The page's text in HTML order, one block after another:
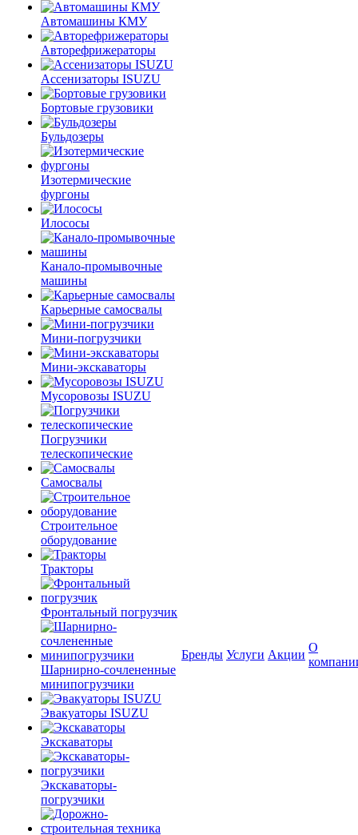
Автомашины КМУ
Авторефрижераторы
Ассенизаторы ISUZU
Бортовые грузовики
Бульдозеры
Изотермические
фургоны
Илососы
Канало-промывочные
машины
Карьерные самосвалы
Мини-погрузчики
Мини-экскаваторы
Мусоровозы ISUZU
Погрузчики
телескопические
Самосвалы
Строительное
оборудование
Тракторы
Фронтальный погрузчик
Шарнирно-сочлененные
минипогрузчики
Эвакуаторы ISUZU
Экскаваторы
Экскаваторы-
погрузчики
Бренды Услуги Акции
О